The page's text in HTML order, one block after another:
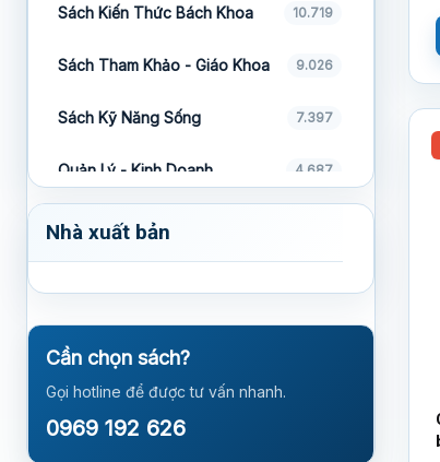
Sách Kiến Thức Bách Khoa 10.719
Sách Tham Khảo - Giáo Khoa 9.026
Sách Kỹ Năng Sống 7.397
Quản Lý - Kinh Doanh 4.687
Sách Ngoại Ngữ
Sách Nuôi Dạy Con 2.145
Sách Phong Thủy - Bói Toán
Sách Tình Yêu
Nhà xuất bản
Cần chọn sách?
Gọi hotline để được tư vấn nhanh.
0969 192 626